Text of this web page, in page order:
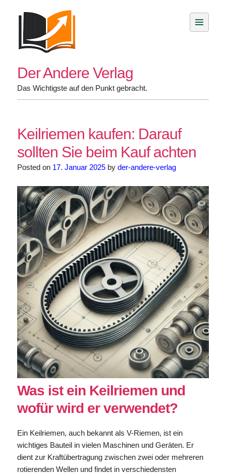
Der Andere Verlag
Das Wichtigste auf den Punkt gebracht.
Keilriemen kaufen: Darauf
sollten Sie beim Kauf achten
Posted on 17. Januar 2025by der-andere-verlag
Was ist ein Keilriemen und
wofür wird er verwendet?
Ein Keilriemen, auch bekannt als V-Riemen, ist ein
wichtiges Bauteil in vielen Maschinen und Geräten. Er
dient zur Kraftübertragung zwischen zwei oder mehreren
rotierenden Wellen und findet in verschiedensten